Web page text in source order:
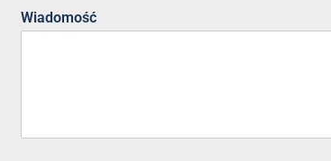
Wiadomość